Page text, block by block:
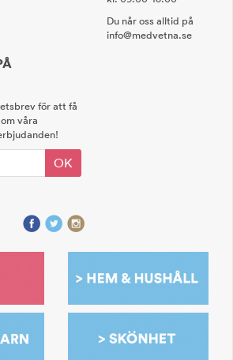
Du når oss alltid på
info@medvetna.se
för att få
våra
OK